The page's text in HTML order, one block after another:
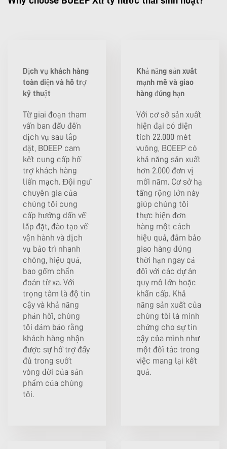
Dịch vụ khách hàng
toàn diện và hỗ trợ
kỹ thuật
Từ giai đoạn tham
vấn ban đầu đến
dịch vụ sau lắp
đặt, BOEEP cam
kết cung cấp hỗ
trợ khách hàng
liền mạch. Đội ngũ
chuyên gia của
chúng tôi cung
cấp hướng dẫn về
lắp đặt, đào tạo về
vận hành và dịch
vụ bảo trì nhanh
chóng, hiệu quả,
bao gồm chẩn
đoán từ xa. Với
trọng tâm là độ tin
cậy và khả năng
phản hồi, chúng
tôi đảm bảo rằng
khách hàng nhận
được sự hỗ trợ đầy
đủ trong suốt
vòng đời của sản
phẩm của chúng
tôi.
Khả năng sản xuất
mạnh mẽ và giao
hàng đúng hạn
Với cơ sở sản xuất
hiện đại có diện
tích 22.000 mét
vuông, BOEEP có
khả năng sản xuất
hơn 2.000 đơn vị
mỗi năm. Cơ sở hạ
tầng rộng lớn này
giúp chúng tôi
thực hiện đơn
hàng một cách
hiệu quả, đảm bảo
giao hàng đúng
thời hạn ngay cả
đối với các dự án
quy mô lớn hoặc
khẩn cấp. Khả
năng sản xuất của
chúng tôi là minh
chứng cho sự tin
cậy của mình như
một đối tác trong
việc mang lại kết
quả.